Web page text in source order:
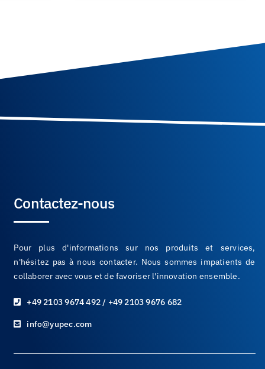
Contactez-nous
Pour plus d'informations sur nos produits et services,
n'hésitez pas à nous contacter. Nous sommes impatients de
collaborer avec vous et de favoriser l'innovation ensemble.
+49 2103 9674 492 / +49 2103 9676 682
info@yupec.com